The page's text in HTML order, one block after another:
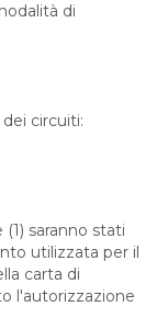
di
circuiti:
saranno stati
utilizzata per il
carta di
l'autorizzazione